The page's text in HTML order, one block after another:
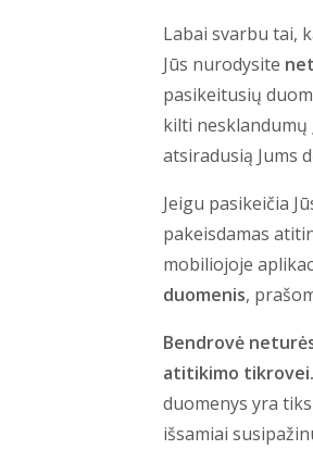
Labai svarbu tai,
Jūs nurodysite
pasikeitusių
kilti nesklandumų
atsiradusią Jums
Jeigu pasikeičia
pakeisdamas
mobiliojoje
duomenis,
Bendrovė
atitikimo tikrovei.
duomenys yra
išsamiai